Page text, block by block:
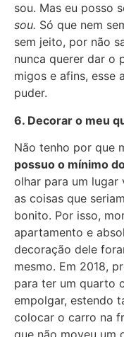
sou. Mas eu posso
sou. Só que nem
sem jeito, por não
nunca querer dar o
migos e afins, esse
puder.
6. Decorar o meu
Não tenho por que
possuo o mínimo
olhar para um lugar
as coisas que
bonito. Por isso,
apartamento e
decoração dele
mesmo. Em 2018,
para ter um quarto
empolgar, estendo
colocar o carro na
que não moveu um